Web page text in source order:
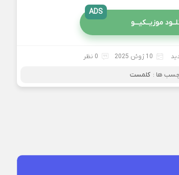
موزیــکیـــو
ADS
10 ژوئن 2025 0 نظر
ها : کلمست